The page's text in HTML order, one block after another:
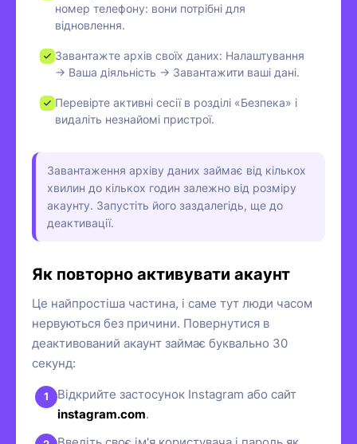
номер телефону: вони потрібні для
відновлення.
Завантажте архів своїх даних: Налаштування
→ Ваша діяльність → Завантажити ваші дані.
Перевірте активні сесії в розділі «Безпека» і
видаліть незнайомі пристрої.
Завантаження архіву даних займає від кількох
хвилин до кількох годин залежно від розміру
акаунту. Запустіть його заздалегідь, ще до
деактивації.
Як повторно активувати акаунт
Це найпростіша частина, і саме тут люди часом
нервуються без причини. Повернутися в
деактивований акаунт займає буквально 30
секунд:
Відкрийте застосунок Instagram або сайт
instagram.com.